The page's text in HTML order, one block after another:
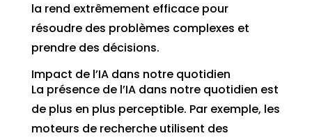
la rend extrêmement efficace pour
résoudre des problèmes complexes et
prendre des décisions.
Impact de l’IA dans notre quotidien
La présence de l’IA dans notre quotidien est
de plus en plus perceptible. Par exemple, les
moteurs de recherche utilisent des